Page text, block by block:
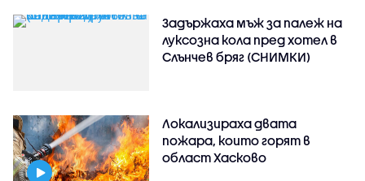
Задържаха мъж за палеж на
луксозна кола пред хотел в
Слънчев бряг (СНИМКИ)
Локализираха двата
пожара, които горят в
област Хасково